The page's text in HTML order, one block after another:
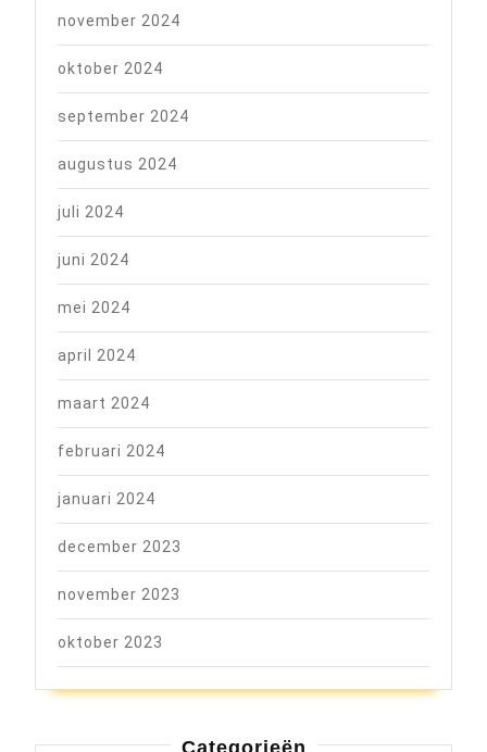
november 2024
oktober 2024
september 2024
augustus 2024
juli 2024
juni 2024
mei 2024
april 2024
maart 2024
februari 2024
januari 2024
december 2023
november 2023
oktober 2023
Categorieën